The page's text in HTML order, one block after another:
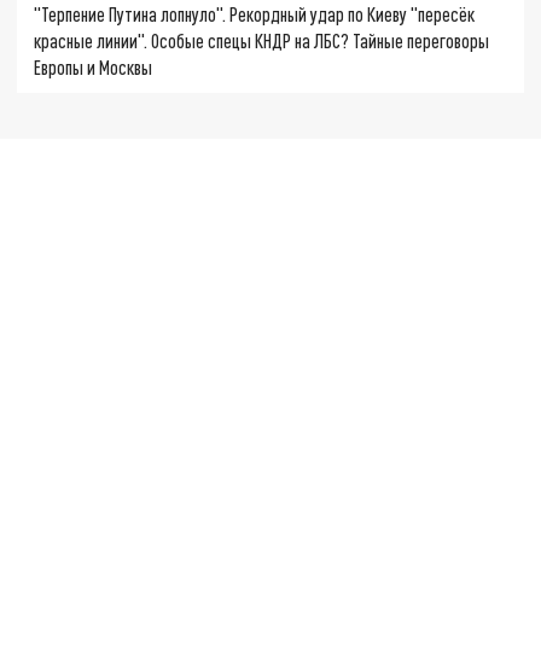
"Терпение Путина лопнуло". Рекордный удар по Киеву "пересёк
красные линии". Особые спецы КНДР на ЛБС? Тайные переговоры
Европы и Москвы